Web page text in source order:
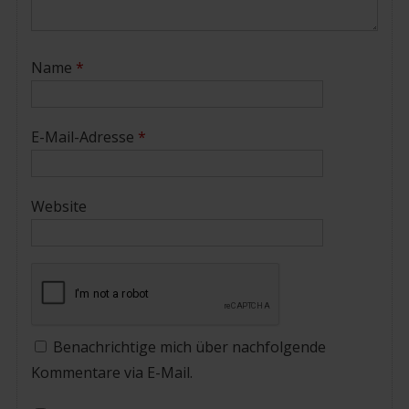
Name *
E-Mail-Adresse *
Website
Benachrichtige mich über nachfolgende
Kommentare via E-Mail.